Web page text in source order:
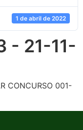
1 de abril de 2022
- 21-11-
CONCURSO 001-